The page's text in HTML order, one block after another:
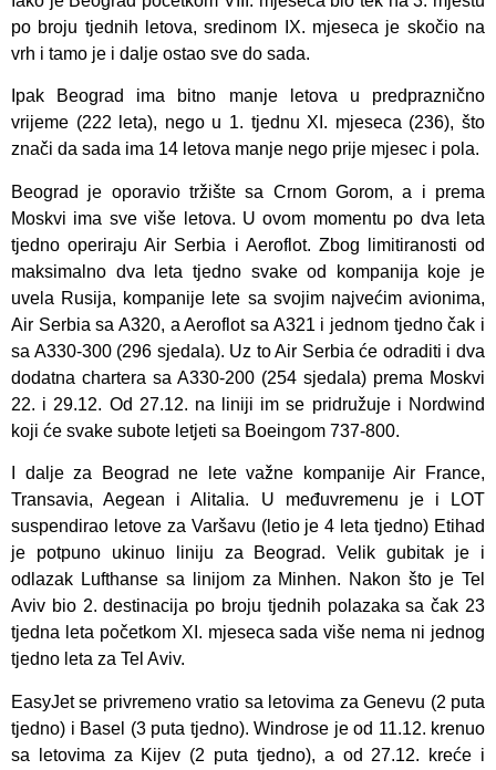
po broju tjednih letova, sredinom IX. mjeseca je skočio na
vrh i tamo je i dalje ostao sve do sada.
Ipak Beograd ima bitno manje letova u predpraznično
vrijeme (222 leta), nego u 1. tjednu XI. mjeseca (236), što
znači da sada ima 14 letova manje nego prije mjesec i pola.
Beograd je oporavio tržište sa Crnom Gorom, a i prema
Moskvi ima sve više letova. U ovom momentu po dva leta
tjedno operiraju Air Serbia i Aeroflot. Zbog limitiranosti od
maksimalno dva leta tjedno svake od kompanija koje je
uvela Rusija, kompanije lete sa svojim najvećim avionima,
Air Serbia sa A320, a Aeroflot sa A321 i jednom tjedno čak i
sa A330-300 (296 sjedala). Uz to Air Serbia će odraditi i dva
dodatna chartera sa A330-200 (254 sjedala) prema Moskvi
22. i 29.12. Od 27.12. na liniji im se pridružuje i Nordwind
koji će svake subote letjeti sa Boeingom 737-800.
I dalje za Beograd ne lete važne kompanije Air France,
Transavia, Aegean i Alitalia. U međuvremenu je i LOT
suspendirao letove za Varšavu (letio je 4 leta tjedno) Etihad
je potpuno ukinuo liniju za Beograd. Velik gubitak je i
odlazak Lufthanse sa linijom za Minhen. Nakon što je Tel
Aviv bio 2. destinacija po broju tjednih polazaka sa čak 23
tjedna leta početkom XI. mjeseca sada više nema ni jednog
tjedno leta za Tel Aviv.
EasyJet se privremeno vratio sa letovima za Genevu (2 puta
tjedno) i Basel (3 puta tjedno). Windrose je od 11.12. krenuo
sa letovima za Kijev (2 puta tjedno), a od 27.12. kreće i